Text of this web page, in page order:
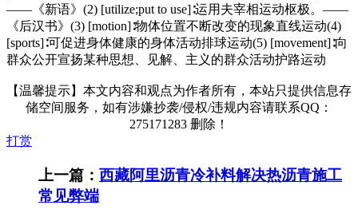
——《新语》(2) [utilize;put to use]∶运用夫宰相运动枢极。——
《后汉书》(3) [motion]∶物体位置不断改变的现象直线运动(4)
[sports]∶可促进身体健康的身体活动排球运动(5) [movement]∶向
群众公开宣扬某种思想、见解、主义的群众活动护路运动
【温馨提示】本文内容和观点为作者所有，本站只提供信息存
储空间服务，如有涉嫌抄袭/侵权/违规内容请联系QQ：
275171283 删除！
打赏
上一篇： 西藏阿里沥青冷补料解决热沥青施工
常见弊端